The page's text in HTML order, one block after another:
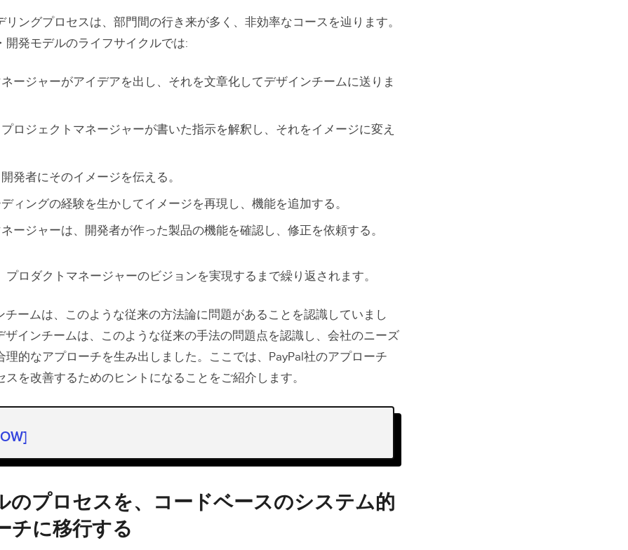
リングプロセスは、部門間の行き来が多く、非効率なコースを辿ります。
開発モデルのライフサイクルでは:
ージャーがアイデアを出し、それを文章化してデザインチームに送りま
ロジェクトマネージャーが書いた指示を解釈し、それをイメージに変え
発者にそのイメージを伝える。
ィングの経験を生かしてイメージを再現し、機能を追加する。
ージャーは、開発者が作った製品の機能を確認し、修正を依頼する。
プロダクトマネージャーのビジョンを実現するまで繰り返されます。
チームは、このような従来の方法論に問題があることを認識していまし
ザインチームは、このような従来の手法の問題点を認識し、会社のニーズ
理的なアプローチを生み出しました。ここでは、PayPal社のアプローチ
スを改善するためのヒントになることをご紹介します。
プロセスを、コードベースのシステム的なアプローチに
ネージャーとチームにデザインをさせる
のプロセスを、コードベースのシステム的
チに移行する